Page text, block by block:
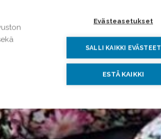
Evästeasetukset
SALLI KAIKKI EVÄSTEET
ESTÄ KAIKKI